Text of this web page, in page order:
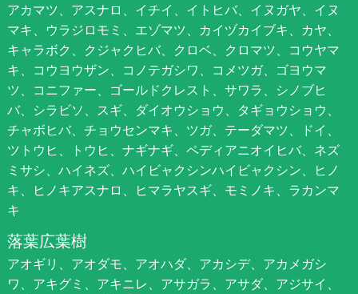
アカマツ、アスナロ、イチイ、イトヒバ、イヌガヤ、イヌ
マキ、ウラジロモミ、エゾマツ、カイヅカイブキ、カヤ、
キャラボク、クジャクヒバ、クロベ、クロマツ、コウヤマ
キ、コウヨウザン、コノテガシワ、コメツガ、ゴヨウマ
ツ、コニファー、ゴールドクレスト、サワラ、シノブヒ
バ、シラビソ、スギ、ダイオウショウ、タギョウショウ、
チャボヒバ、チョウセンマキ、ツガ、テーダマツ、ドイ、
ツトウヒ、トウヒ、ナギナギ、ペディアニオイヒバ、ネズ
ミサシ、ハイネズ、ハイビャクシンハイビャクシン、ヒノ
キ、ヒノキアスナロ、ヒマラヤスギ、モミノキ、ラカンマ
キ
落葉広葉樹
アオギリ、アオダモ、アオハダ、アカシデ、アカメガシ
ワ、アキグミ、アキニレ、アサガラ、アサダ、アジサイ、